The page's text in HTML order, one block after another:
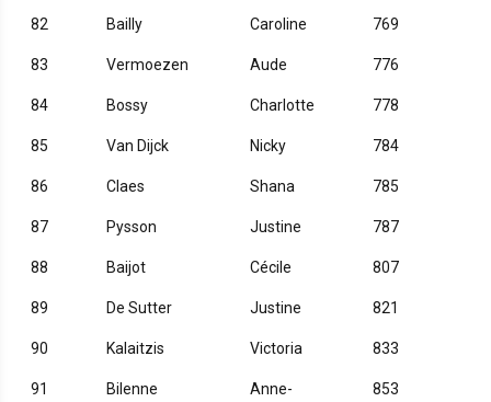
82 Bailly Caroline 769
83 Vermoezen Aude 776
84 Bossy Charlotte 778
85 Van Dijck Nicky 784
86 Claes Shana 785
87 Pysson Justine 787
88 Baijot Cécile 807
89 De Sutter Justine 821
90 Kalaitzis Victoria 833
91 Bilenne
Anne-
853